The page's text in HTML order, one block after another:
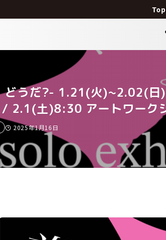
どうだ?- 1.21(火)~2.02(
2.1(土)8:30 アートワーク
2025年1月16日